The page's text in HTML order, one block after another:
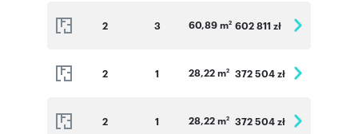
2 3 60,89 m2 602 811 zł
2 1 28,22 m2 372 504 zł
2 1 28,22 m2 372 504 zł